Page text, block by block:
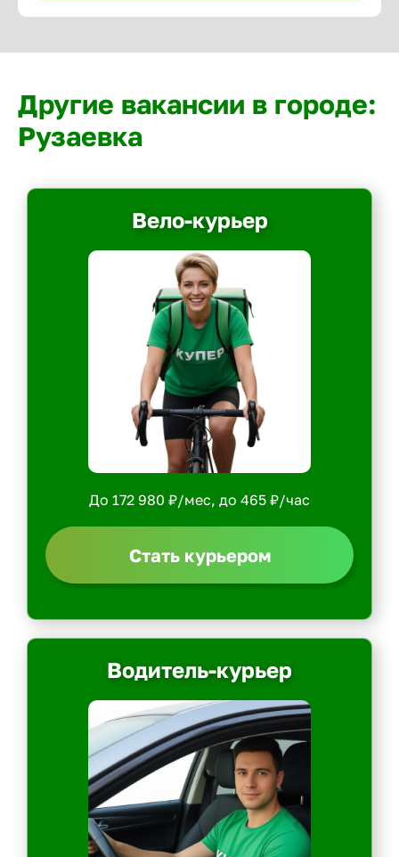
Другие вакансии в городе:
Рузаевка
Вело-курьер
До 172 980 ₽/мес, до 465 ₽/час
Стать курьером
Водитель-курьер